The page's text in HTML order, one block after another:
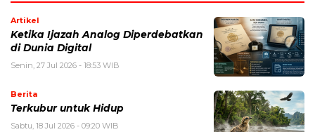
Artikel
Ketika Ijazah Analog Diperdebatkan
di Dunia Digital
Senin, 27 Jul 2026 - 18:53 WIB
Berita
Terkubur untuk Hidup
Sabtu, 18 Jul 2026 - 09:20 WIB